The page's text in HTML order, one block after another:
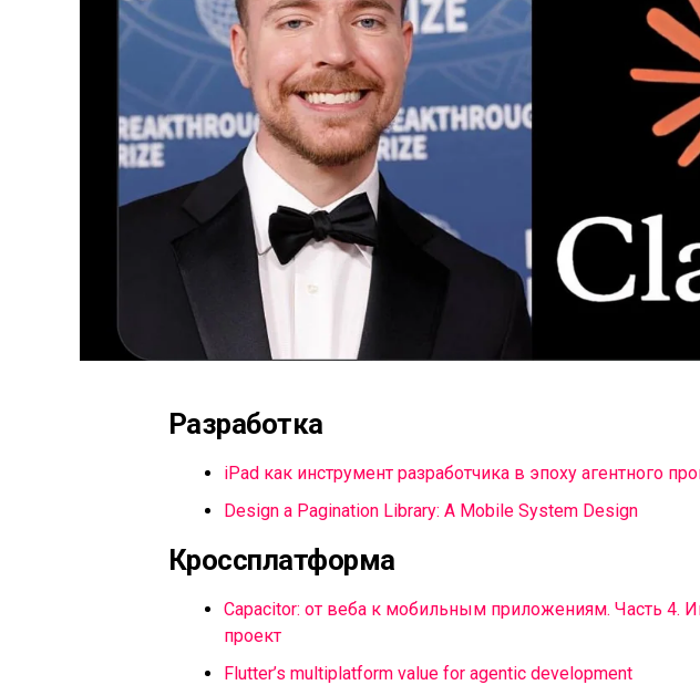
Разработка
iPad как инструмент разработчика в эпоху агентного
Design a Pagination Library: A Mobile System Design
Кроссплатформа
Capacitor: от веба к мобильным приложениям. Часть 4.
проект
Flutter’s multiplatform value for agentic development